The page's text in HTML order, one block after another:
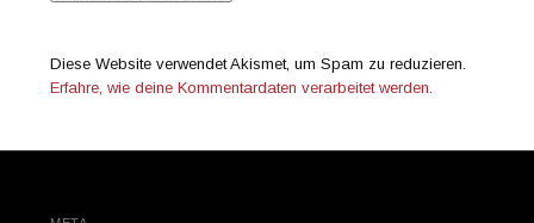
Diese Website verwendet Akismet, um Spam zu reduzieren.
Erfahre, wie deine Kommentardaten verarbeitet werden.